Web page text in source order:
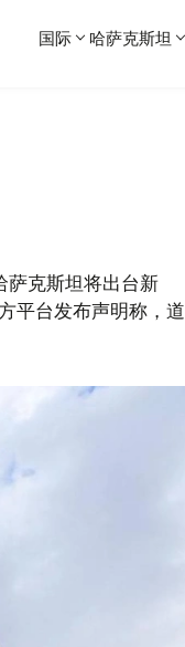
国际 哈萨克斯坦
萨克斯坦将出台新
平台发布声明称，道